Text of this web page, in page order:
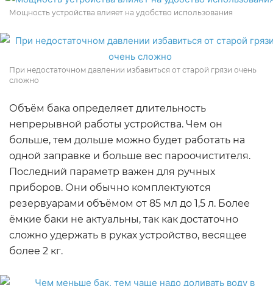
Мощность устройства влияет на удобство использования
При недостаточном давлении избавиться от старой грязи очень
сложно
Объём бака определяет длительность
непрерывной работы устройства. Чем он
больше, тем дольше можно будет работать на
одной заправке и больше вес пароочистителя.
Последний параметр важен для ручных
приборов. Они обычно комплектуются
резервуарами объёмом от 85 мл до 1,5 л. Более
ёмкие баки не актуальны, так как достаточно
сложно удержать в руках устройство, весящее
более 2 кг.